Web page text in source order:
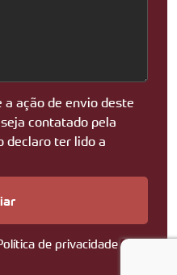
ação de envio deste
contatado pela
declaro ter lido a
de privacidade